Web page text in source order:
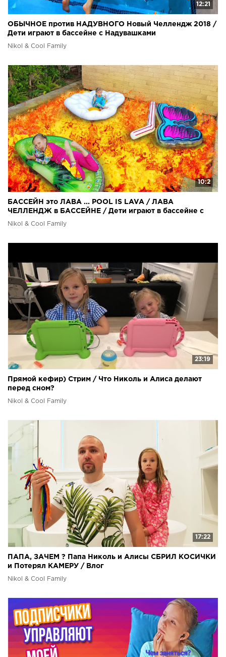
12:21
ОБЫЧНОЕ против НАДУВНОГО Новый Челлендж 2018 /
Дети играют в бассейне с Надувашками
Nikol & Cool Family
10:2
БАССЕЙН это ЛАВА ... POOL IS LAVA / ЛАВА
ЧЕЛЛЕНДЖ в БАССЕЙНЕ / Дети играют в бассейне с
НАДУВАШКАМИ
Nikol & Cool Family
23:19
Прямой кефир) Стрим / Что Николь и Алиса делают
перед сном?
Nikol & Cool Family
17:22
ПАПА, ЗАЧЕМ ? Папа Николь и Алисы СБРИЛ КОСИЧКИ
и Потерял КАМЕРУ / Влог
Nikol & Cool Family